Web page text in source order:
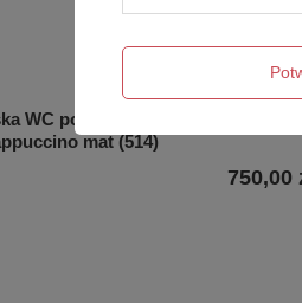
WC podwiesz.
mat (514)
750,00